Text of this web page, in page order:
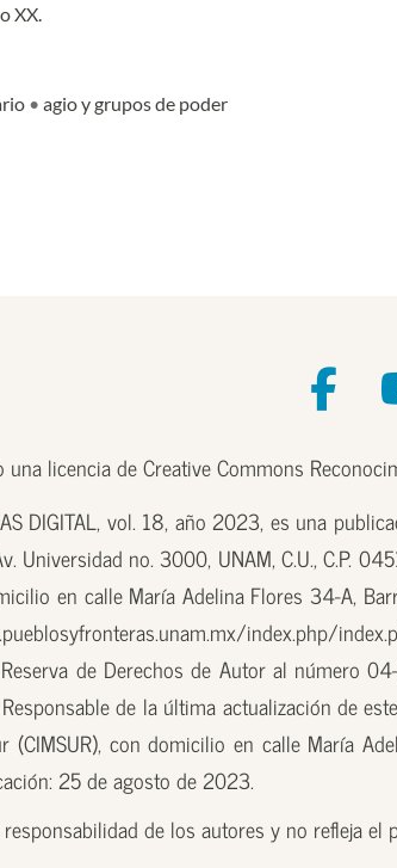
XX.
• agio y grupos de poder
una licencia de Creative Commons
DIGITAL, vol. 18, año 2023, es una
Universidad no. 3000, UNAM, C.U., C.P.
en calle María Adelina Flores 34-A,
index.php/
de Derechos de Autor al número
de la última actualización de
con domicilio en calle María
25 de agosto de 2023.
de los autores y no refleja